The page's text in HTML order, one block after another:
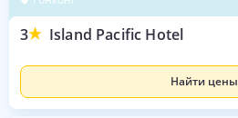
3 Island Pacific Hotel
Найти цены